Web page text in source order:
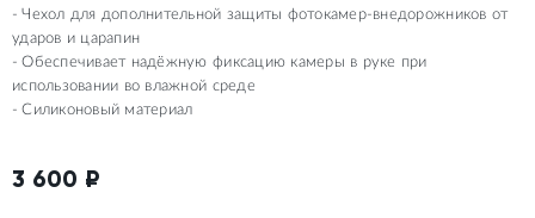
Чехол для дополнительной защиты фотокамер-внедорожников от
ударов и царапин
Обеспечивает надёжную фиксацию камеры в руке при
использовании во влажной среде
Силиконовый материал
3 600 ₽